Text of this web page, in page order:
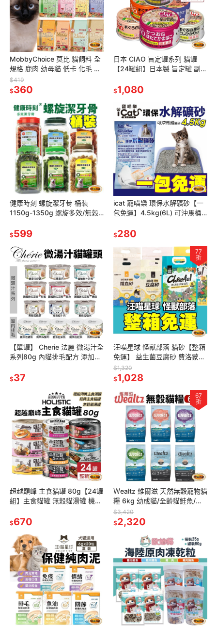
MobbyChoice 莫比 貓飼料 全
規格 鹿肉 幼母貓 低卡 化毛 鵪
鶉 鱒魚 無穀貓『林口旗艦店』
$419
$360
日本 CIAO 旨定罐系列 貓罐
【24罐組】日本製 旨定罐 副食
$1,080
健康時刻 螺旋潔牙骨 桶裝
1150g-1350g 螺旋多效/無榖
潔牙骨『WANG』
$599
icat 寵喵樂 環保水解礦砂【一
包免運】4.5kg(6L) 可沖馬桶
砂『林口旗艦店』
$280
【單罐】 Cherie 法麗 微湯汁全
系列80g 內貓排毛配方 添加湯
艦店』
$37
77
折
汪喵星球 怪獸部落 貓砂【整箱
免運】 益生菌豆腐砂 費洛蒙貓
砂 泌尿健康檢測隱血砂『林口
旗艦店』
$1,320
$1,028
超越巔峰 主食貓罐 80g【24罐
組】主食貓罐 無穀貓湯罐 機能
罐頭『林口旗艦店』
$670
67
折
Ｗealtz 維爾滋 天然無穀寵物貓
糧 6kg 幼成貓/全齡貓鮭魚/化
毛貓/低脂高纖貓 貓飼料『林口
旗艦店』
$3,420
$2,320